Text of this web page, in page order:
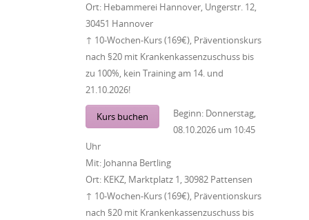
Ort: Hebammerei Hannover, Ungerstr. 12,
30451 Hannover
↑ 10-Wochen-Kurs (169€), Präventionskurs
nach §20 mit Krankenkassenzuschuss bis
zu 100%, kein Training am 14. und
21.10.2026!
Kurs buchen Beginn: Donnerstag,
08.10.2026 um 10:45
Uhr
Mit: Johanna Bertling
Ort: KEKZ, Marktplatz 1, 30982 Pattensen
↑ 10-Wochen-Kurs (169€), Präventionskurs
nach §20 mit Krankenkassenzuschuss bis